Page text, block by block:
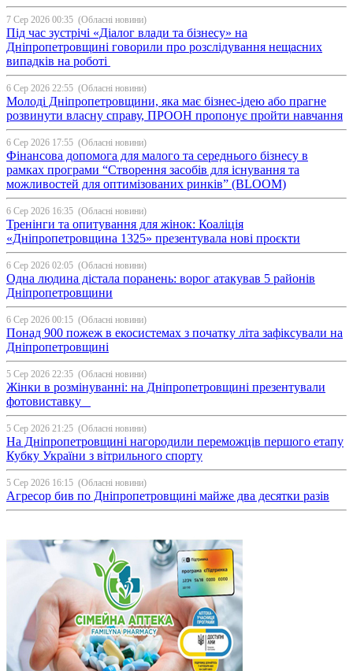
7 Сер 2026 00:35 (Обласні новини)
Під час зустрічі «Діалог влади та бізнесу» на
Дніпропетровщині говорили про розслідування нещасних
випадків на роботі
6 Сер 2026 22:55 (Обласні новини)
Молоді Дніпропетровщини, яка має бізнес-ідею або прагне
розвинути власну справу, ПРООН пропонує пройти навчання
6 Сер 2026 17:55 (Обласні новини)
Фінансова допомога для малого та середнього бізнесу в
рамках програми “Створення засобів для існування та
можливостей для оптимізованих ринків” (BLOOM)
6 Сер 2026 16:35 (Обласні новини)
Тренінги та опитування для жінок: Коаліція
«Дніпропетровщина 1325» презентувала нові проєкти
6 Сер 2026 02:05 (Обласні новини)
Одна людина дістала поранень: ворог атакував 5 районів
Дніпропетровщини
6 Сер 2026 00:15 (Обласні новини)
Понад 900 пожеж в екосистемах з початку літа зафіксували на
Дніпропетровщині
5 Сер 2026 22:35 (Обласні новини)
Жінки в розмінуванні: на Дніпропетровщині презентували
фотовиставку
5 Сер 2026 21:25 (Обласні новини)
На Дніпропетровщині нагородили переможців першого етапу
Кубку України з вітрильного спорту
5 Сер 2026 16:15 (Обласні новини)
Агресор бив по Дніпропетровщині майже два десятки разів